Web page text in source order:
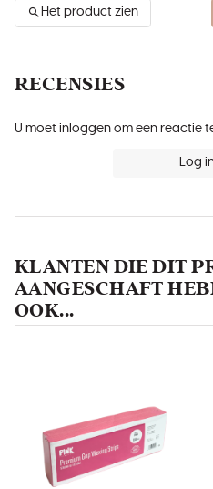
Het product zien
RECENSIES
U moet inloggen om een reactie
Log
KLANTEN DIE DIT
AANGESCHAFT
OOK...